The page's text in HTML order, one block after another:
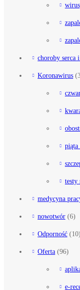
choroby serca
Koronawirus
piąta
testy
medycyna
nowotwór (6)
Odporność (10)
Oferta (96)
e-